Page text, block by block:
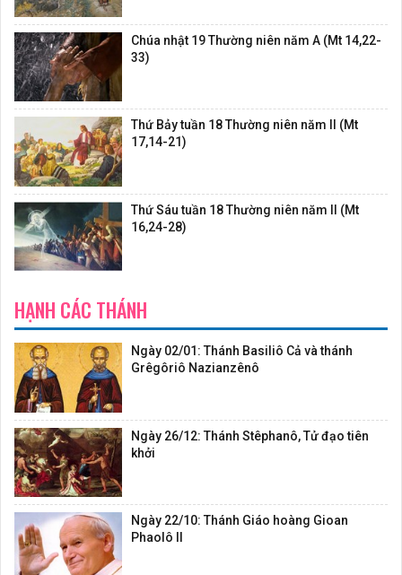
Chúa nhật 19 Thường niên năm A (Mt 14,22-
33)
Thứ Bảy tuần 18 Thường niên năm II (Mt
17,14-21)
Thứ Sáu tuần 18 Thường niên năm II (Mt
16,24-28)
HẠNH CÁC THÁNH
Ngày 02/01: Thánh Basiliô Cả và thánh
Grêgôriô Nazianzênô
Ngày 26/12: Thánh Stêphanô, Tử đạo tiên
khởi
Ngày 22/10: Thánh Giáo hoàng Gioan
Phaolô II